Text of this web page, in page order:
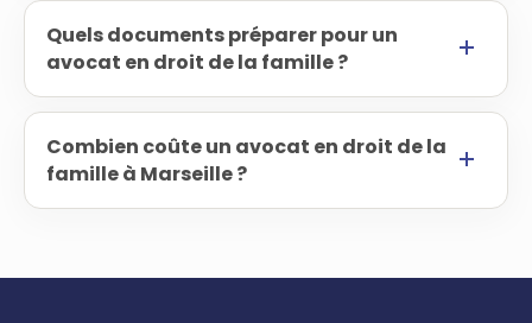
Quels documents préparer pour un
avocat en droit de la famille ?
Combien coûte un avocat en droit de la
famille à Marseille ?